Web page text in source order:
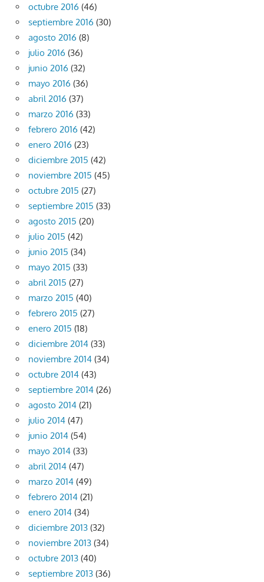
octubre 2016 (46)
septiembre 2016 (30)
agosto 2016 (8)
julio 2016 (36)
junio 2016 (32)
mayo 2016 (36)
abril 2016 (37)
marzo 2016 (33)
febrero 2016 (42)
enero 2016 (23)
diciembre 2015 (42)
noviembre 2015 (45)
octubre 2015 (27)
septiembre 2015 (33)
agosto 2015 (20)
julio 2015 (42)
junio 2015 (34)
mayo 2015 (33)
abril 2015 (27)
marzo 2015 (40)
febrero 2015 (27)
enero 2015 (18)
diciembre 2014 (33)
noviembre 2014 (34)
octubre 2014 (43)
septiembre 2014 (26)
agosto 2014 (21)
julio 2014 (47)
junio 2014 (54)
mayo 2014 (33)
abril 2014 (47)
marzo 2014 (49)
febrero 2014 (21)
enero 2014 (34)
diciembre 2013 (32)
noviembre 2013 (34)
octubre 2013 (40)
septiembre 2013 (36)